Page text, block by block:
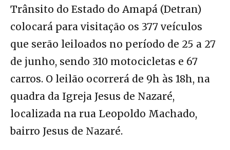
Trânsito do Estado do Amapá (Detran)
colocará para visitação os 377 veículos
que serão leiloados no período de 25 a 27
de junho, sendo 310 motocicletas e 67
carros. O leilão ocorrerá de 9h às 18h, na
quadra da Igreja Jesus de Nazaré,
localizada na rua Leopoldo Machado,
bairro Jesus de Nazaré.